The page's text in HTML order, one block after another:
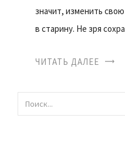
значит, изменить
в старину. Не зря
ЧИТАТЬ ДАЛЕЕ